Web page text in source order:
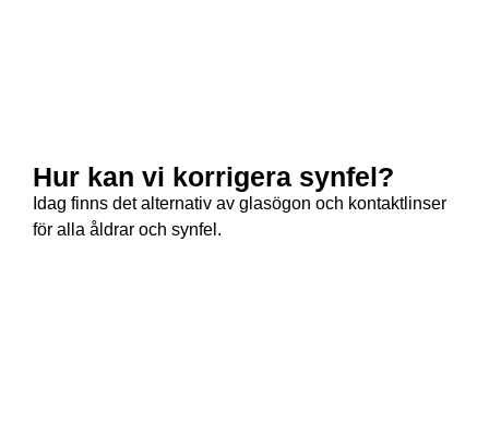
Hur kan vi korrigera synfel?
Idag finns det alternativ av glasögon och kontaktlinser
för alla åldrar och synfel.